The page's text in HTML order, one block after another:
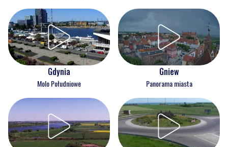
Gdynia
Molo Południowe
Gniew
Panorama miasta